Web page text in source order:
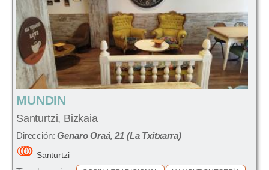
MUNDIN
Santurtzi, Bizkaia
Dirección:Genaro Oraá, 21 (La Txitxarra)
Santurtzi